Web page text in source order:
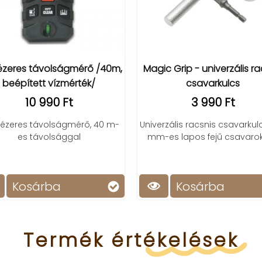
Magic Grip - univerzális racsnis
csavarkulcs
3 990 Ft
Univerzális racsnis csavarkulcs 7-19
mm-es lapos fejű csavarokhoz
Kosárba
Magic tape -
nano
(3
Átlátszó,
eltávolítható nano
konyhai és
Kosárba
Termék értékelések